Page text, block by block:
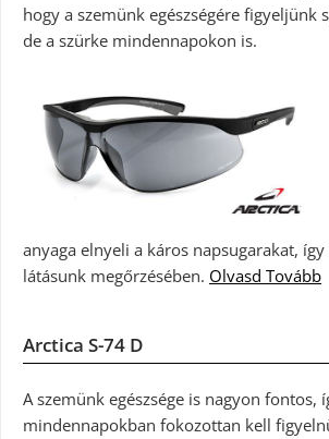
hogy a szemünk egészségére figyeljünk
de a szürke mindennapokon is.
anyaga elnyeli a káros napsugarakat, így
látásunk megőrzésében. Olvasd Tovább
Arctica S-74 D
A szemünk egészsége is nagyon fontos,
mindennapokban fokozottan kell